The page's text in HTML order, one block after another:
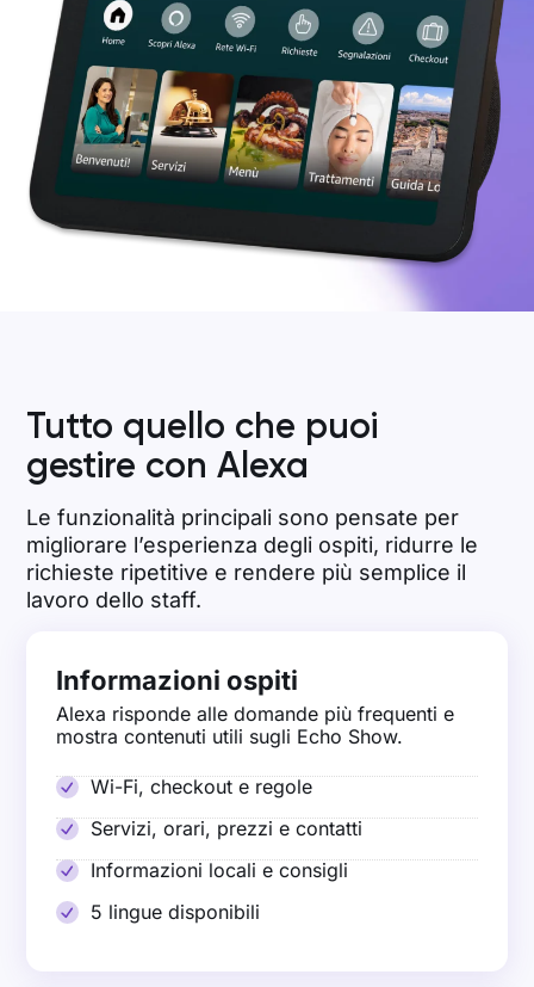
Tutto quello che puoi
gestire con Alexa
Le funzionalità principali sono pensate per
migliorare l’esperienza degli ospiti, ridurre le
richieste ripetitive e rendere più semplice il
lavoro dello staff.
Informazioni ospiti
Alexa risponde alle domande più frequenti e
mostra contenuti utili sugli Echo Show.
Wi-Fi, checkout e regole
Servizi, orari, prezzi e contatti
Informazioni locali e consigli
5 lingue disponibili